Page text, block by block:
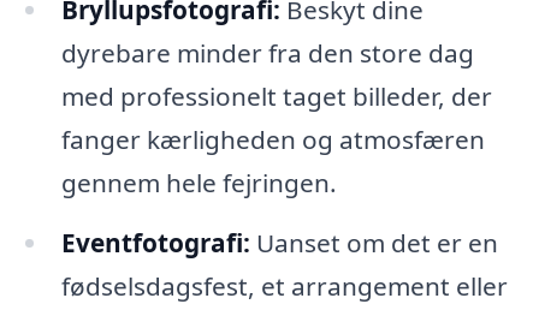
Bryllupsfotografi: Beskyt dine
dyrebare minder fra den store dag
med professionelt taget billeder, der
fanger kærligheden og atmosfæren
gennem hele fejringen.
Eventfotografi: Uanset om det er en
fødselsdagsfest, et arrangement eller